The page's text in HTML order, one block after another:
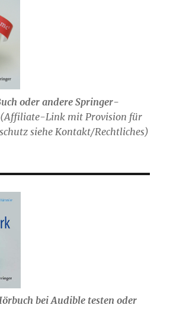
oder andere Springer-
(Affiliate-Link mit Provision für
siehe Kontakt/Rechtliches)
bei Audible testen oder